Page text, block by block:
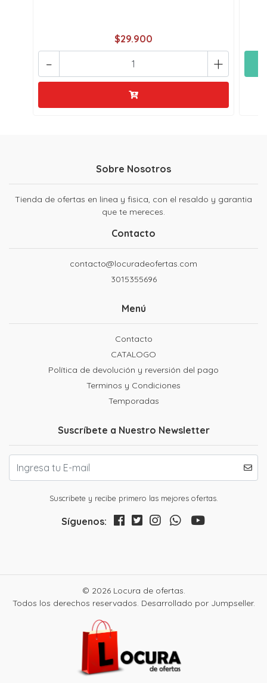
$29.900
+
-
Sobre Nosotros
Tienda de ofertas en linea y fisica, con el resaldo y garantia
que te mereces.
Contacto
contacto@locuradeofertas.com
3015355696
Menú
Contacto
CATALOGO
Política de devolución y reversión del pago
Terminos y Condiciones
Temporadas
Suscríbete a Nuestro Newsletter
Suscribete y recibe primero las mejores ofertas.
Síguenos:
© 2026 Locura de ofertas.
Todos los derechos reservados. Desarrollado por Jumpseller.